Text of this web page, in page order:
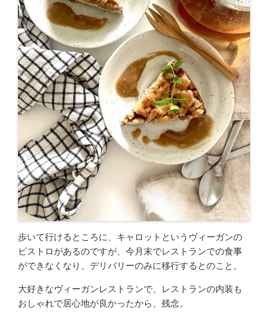
歩いて行けるところに、キャロットというヴィーガンの
ビストロがあるのですが、今月末でレストランでの食事
ができなくなり、デリバリーのみに移行するとのこと。
大好きなヴィーガンレストランで、レストランの内装も
おしゃれで居心地が良かったから、残念。